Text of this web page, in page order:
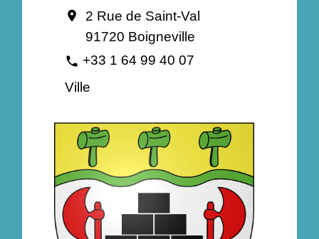
location_on
2 Rue de Saint-Val
91720 Boigneville
phone +33 1 64 99 40 07
Ville